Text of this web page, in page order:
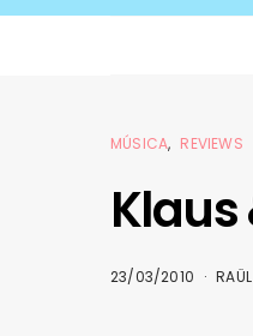
MÚSICA REVIEWS
Klaus
23/03/2010